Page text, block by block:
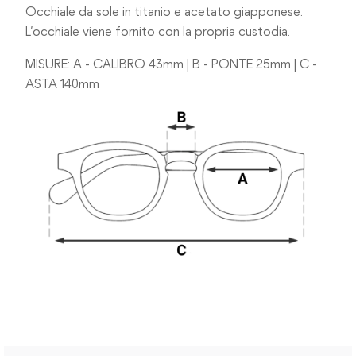
Occhiale da sole in titanio e acetato giapponese.
L’occhiale viene fornito con la propria custodia.
MISURE: A - CALIBRO 43mm | B - PONTE 25mm | C -
ASTA 140mm